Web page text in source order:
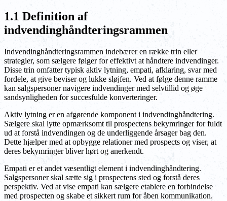
1.1 Definition af
indvendinghåndteringsrammen
Indvendinghåndteringsrammen indebærer en række trin eller
strategier, som sælgere følger for effektivt at håndtere indvendinger.
Disse trin omfatter typisk aktiv lytning, empati, afklaring, svar med
fordele, at give beviser og lukke sløjfen. Ved at følge denne ramme
kan salgspersoner navigere indvendinger med selvtillid og øge
sandsynligheden for succesfulde konverteringer.
Aktiv lytning er en afgørende komponent i indvendinghåndtering.
Sælgere skal lytte opmærksomt til prospectens bekymringer for fuldt
ud at forstå indvendingen og de underliggende årsager bag den.
Dette hjælper med at opbygge relationer med prospects og viser, at
deres bekymringer bliver hørt og anerkendt.
Empati er et andet væsentligt element i indvendinghåndtering.
Salgspersoner skal sætte sig i prospectens sted og forstå deres
perspektiv. Ved at vise empati kan sælgere etablere en forbindelse
med prospecten og skabe et sikkert rum for åben kommunikation.